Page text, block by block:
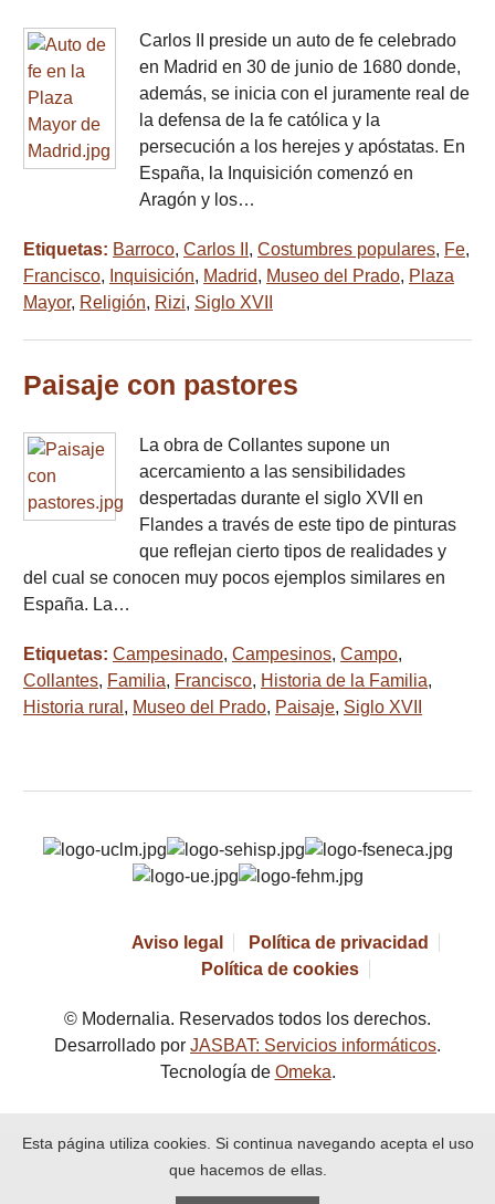
Carlos II preside un auto de fe celebrado
en Madrid en 30 de junio de 1680 donde,
además, se inicia con el juramente real de
la defensa de la fe católica y la
persecución a los herejes y apóstatas. En
España, la Inquisición comenzó en
Aragón y los…
Etiquetas: Barroco, Carlos II , Costumbres populares, Fe,
Francisco, Inquisición, Madrid, Museo del Prado, Plaza
Mayor, Religión, Rizi, Siglo XVII
Paisaje con pastores
La obra de Collantes supone un
acercamiento a las sensibilidades
despertadas durante el siglo XVII en
Flandes a través de este tipo de pinturas
que reflejan cierto tipos de realidades y
del cual se conocen muy pocos ejemplos similares en
España. La…
Etiquetas: Campesinado, Campesinos, Campo,
Collantes, Familia, Francisco, Historia de la Familia,
Historia rural , Museo del Prado, Paisaje, Siglo XVII
Aviso legal
Política de privacidad
Política de cookies
© Modernalia. Reservados todos los derechos.
Desarrollado por JASBAT: Servicios informáticos.
Tecnología de Omeka.
Esta página utiliza cookies. Si continua navegando acepta el uso
que hacemos de ellas.